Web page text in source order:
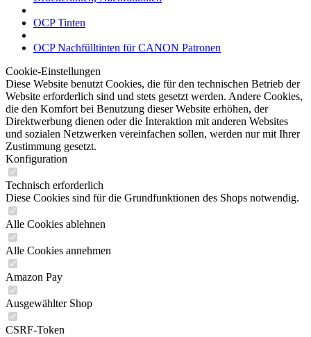
OCP Tinten
OCP Nachfülltinten für CANON Patronen
Cookie-Einstellungen
Diese Website benutzt Cookies, die für den technischen Betrieb der
Website erforderlich sind und stets gesetzt werden. Andere Cookies,
die den Komfort bei Benutzung dieser Website erhöhen, der
Direktwerbung dienen oder die Interaktion mit anderen Websites
und sozialen Netzwerken vereinfachen sollen, werden nur mit Ihrer
Zustimmung gesetzt.
Konfiguration
Technisch erforderlich
Diese Cookies sind für die Grundfunktionen des Shops notwendig.
Alle Cookies ablehnen
Alle Cookies annehmen
Amazon Pay
Ausgewählter Shop
CSRF-Token